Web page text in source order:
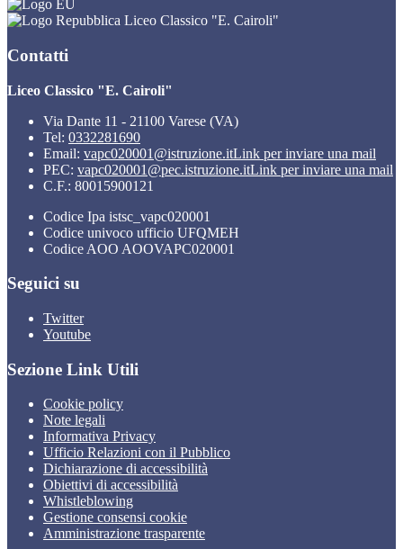
Liceo Classico "E. Cairoli"
Contatti
Liceo Classico "E. Cairoli"
Via Dante 11 - 21100 Varese (VA)
Tel: 0332281690
Email: vapc020001@istruzione.itLink per inviare una mail
PEC: vapc020001@pec.istruzione.itLink per inviare una mail
C.F.: 80015900121
Codice Ipa istsc_vapc020001
Codice univoco ufficio UFQMEH
Codice AOO AOOVAPC020001
Seguici su
Twitter
Youtube
Sezione Link Utili
Cookie policy
Note legali
Informativa Privacy
Ufficio Relazioni con il Pubblico
Dichiarazione di accessibilità
Obiettivi di accessibilità
Whistleblowing
Gestione consensi cookie
Amministrazione trasparente